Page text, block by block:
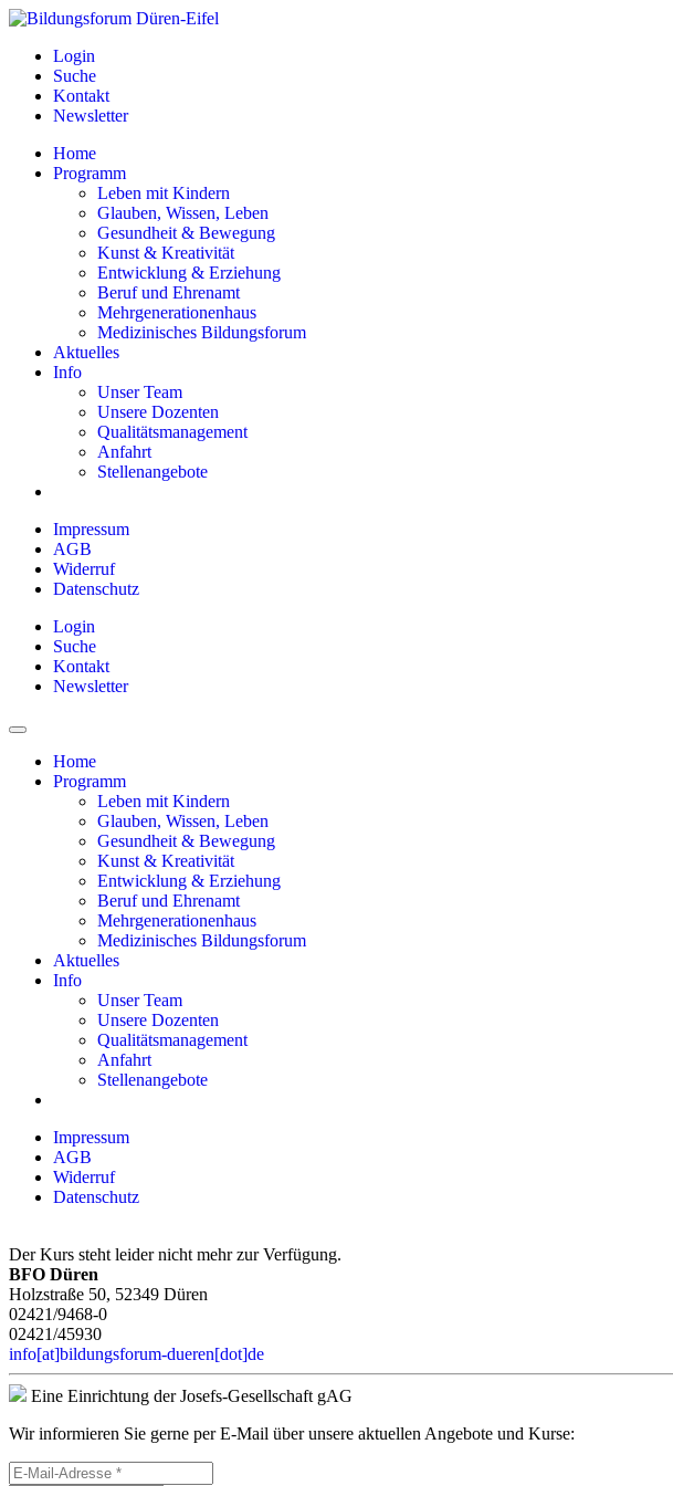
Login
Suche
Kontakt
Newsletter
Home
Programm
Leben mit Kindern
Glauben, Wissen, Leben
Gesundheit & Bewegung
Kunst & Kreativität
Entwicklung & Erziehung
Beruf und Ehrenamt
Mehrgenerationenhaus
Medizinisches Bildungsforum
Aktuelles
Info
Unser Team
Unsere Dozenten
Qualitätsmanagement
Anfahrt
Stellenangebote
Impressum
AGB
Widerruf
Datenschutz
Login
Suche
Kontakt
Newsletter
Home
Programm
Leben mit Kindern
Glauben, Wissen, Leben
Gesundheit & Bewegung
Kunst & Kreativität
Entwicklung & Erziehung
Beruf und Ehrenamt
Mehrgenerationenhaus
Medizinisches Bildungsforum
Aktuelles
Info
Unser Team
Unsere Dozenten
Qualitätsmanagement
Anfahrt
Stellenangebote
Impressum
AGB
Widerruf
Datenschutz
Der Kurs steht leider nicht mehr zur Verfügung.
BFO Düren
Holzstraße 50, 52349 Düren
02421/9468-0
02421/45930
info[at]bildungsforum-dueren[dot]de
Eine Einrichtung der Josefs-Gesellschaft gAG
Wir informieren Sie gerne per E-Mail über unsere aktuellen Angebote und Kurse: